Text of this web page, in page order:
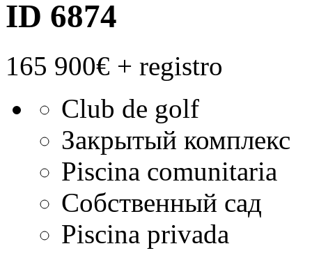
ID 6874
165 900€ + registro
Club de golf
Закрытый комплекс
Piscina comunitaria
Собственный сад
Piscina privada